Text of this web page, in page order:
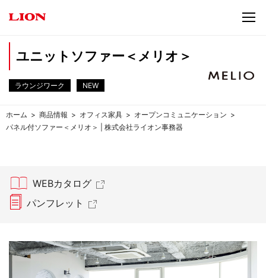
ユニットソファー＜メリオ＞
ラウンジワーク NEW
ホーム 商品情報 オフィス家具
オープンコミュニケーション
パネル付ソファー＜メリオ＞ | 株式会社ライオン事務器
WEBカタログ
パンフレット